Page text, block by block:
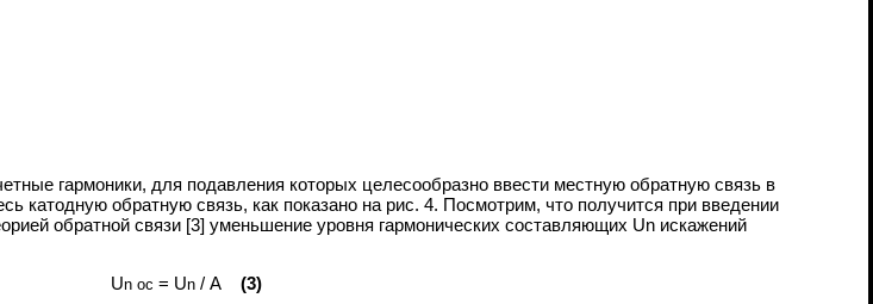
гармоники, для подавления которых целесообразно ввести местную обратную связь в
катодную обратную связь, как показано на рис. 4. Посмотрим, что получится при введении
обратной связи [3] уменьшение уровня гармонических составляющих Un искажений
Un ос = Un / А
(3)